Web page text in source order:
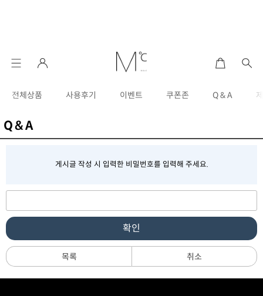
전체상품 사용후기 이벤트 쿠폰존 Q & A
Q & A
게시글 작성 시 입력한 비밀번호를 입력해 주세요.
확인
목록 취소